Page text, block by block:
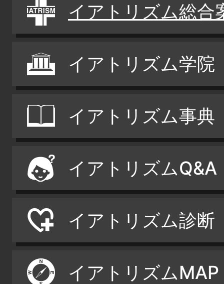
イアトリズム総合
イアトリズム学院
イアトリズム事典
イアトリズムQ&A
イアトリズム診断
イアトリズムMAP